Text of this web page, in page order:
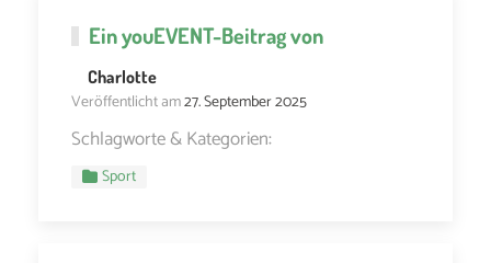
EinyouEVENT-Beitrag von
Charlotte
Veröffentlicht am27. September 2025
Schlagworte & Kategorien:
Sport